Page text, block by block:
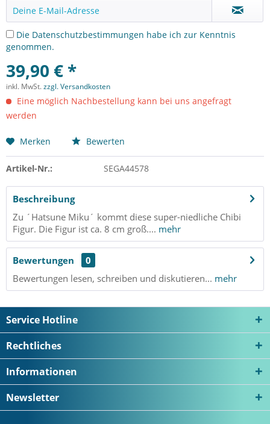
Die Datenschutzbestimmungen habe ich zur Kenntnis
genommen.
39,90 € *
inkl. MwSt.zzgl. Versandkosten
Eine möglich Nachbestellung kann bei uns angefragt
werden
Merken Bewerten
Artikel-Nr.: SEGA44578
Beschreibung
Zu ´Hatsune Miku´ kommt diese super-niedliche Chibi
Figur. Die Figur ist ca. 8 cm groß.... mehr
Bewertungen
0
Bewertungen lesen, schreiben und diskutieren... mehr
Service Hotline
Rechtliches
Informationen
Newsletter